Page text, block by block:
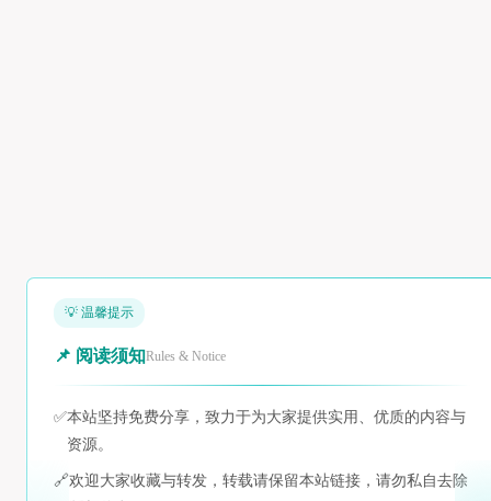
💡 温馨提示
📌 阅读须知Rules & Notice
✅本站坚持免费分享，致力于为大家提供实用、优质的内容与
资源。
🔗欢迎大家收藏与转发，转载请保留本站链接，请勿私自去除